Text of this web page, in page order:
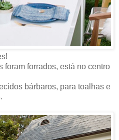
foram forrados, está no centro
bárbaros, para toalhas e